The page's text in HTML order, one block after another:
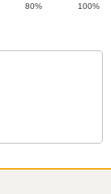
80% 100%